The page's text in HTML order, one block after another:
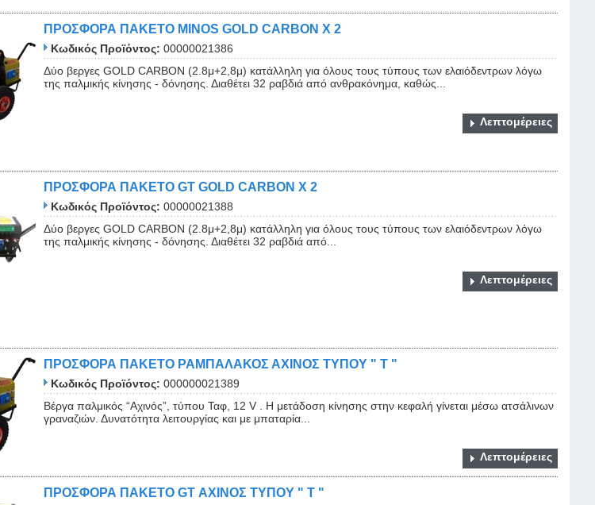
ΠΡΟΣΦΟΡΑ ΠΑΚΕΤΟ MINOS GOLD CARBON Χ 2
Κωδικός Προϊόντος: 00000021386
Δύο βεργες GOLD CARBON (2.8μ+2,8μ) κατάλληλη για όλους τους τύπους των ελαιόδεντρων λόγω
της παλμικής κίνησης - δόνησης. Διαθέτει 32 ραβδιά από ανθρακόνημα, καθώς...
Λεπτομέρειες
ΠΡΟΣΦΟΡΑ ΠΑΚΕΤΟ GT GOLD CARBON Χ 2
Κωδικός Προϊόντος: 00000021388
Δύο βεργες GOLD CARBON (2.8μ+2,8μ) κατάλληλη για όλους τους τύπους των ελαιόδεντρων λόγω
της παλμικής κίνησης - δόνησης. Διαθέτει 32 ραβδιά από...
Λεπτομέρειες
ΠΡΟΣΦΟΡΑ ΠΑΚΕΤΟ ΡΑΜΠΑΛΑΚΟΣ ΑΧΙΝΟΣ ΤΥΠΟΥ " Τ "
Κωδικός Προϊόντος: 000000021389
Βέργα παλμικός “Αχινός”, τύπου Ταφ, 12 V . Η μετάδοση κίνησης στην κεφαλή γίνεται μέσω ατσάλινων
γραναζιών. Δυνατότητα λειτουργίας και με μπαταρία...
Λεπτομέρειες
ΠΡΟΣΦΟΡΑ ΠΑΚΕΤΟ GT ΑΧΙΝΟΣ ΤΥΠΟΥ " Τ "